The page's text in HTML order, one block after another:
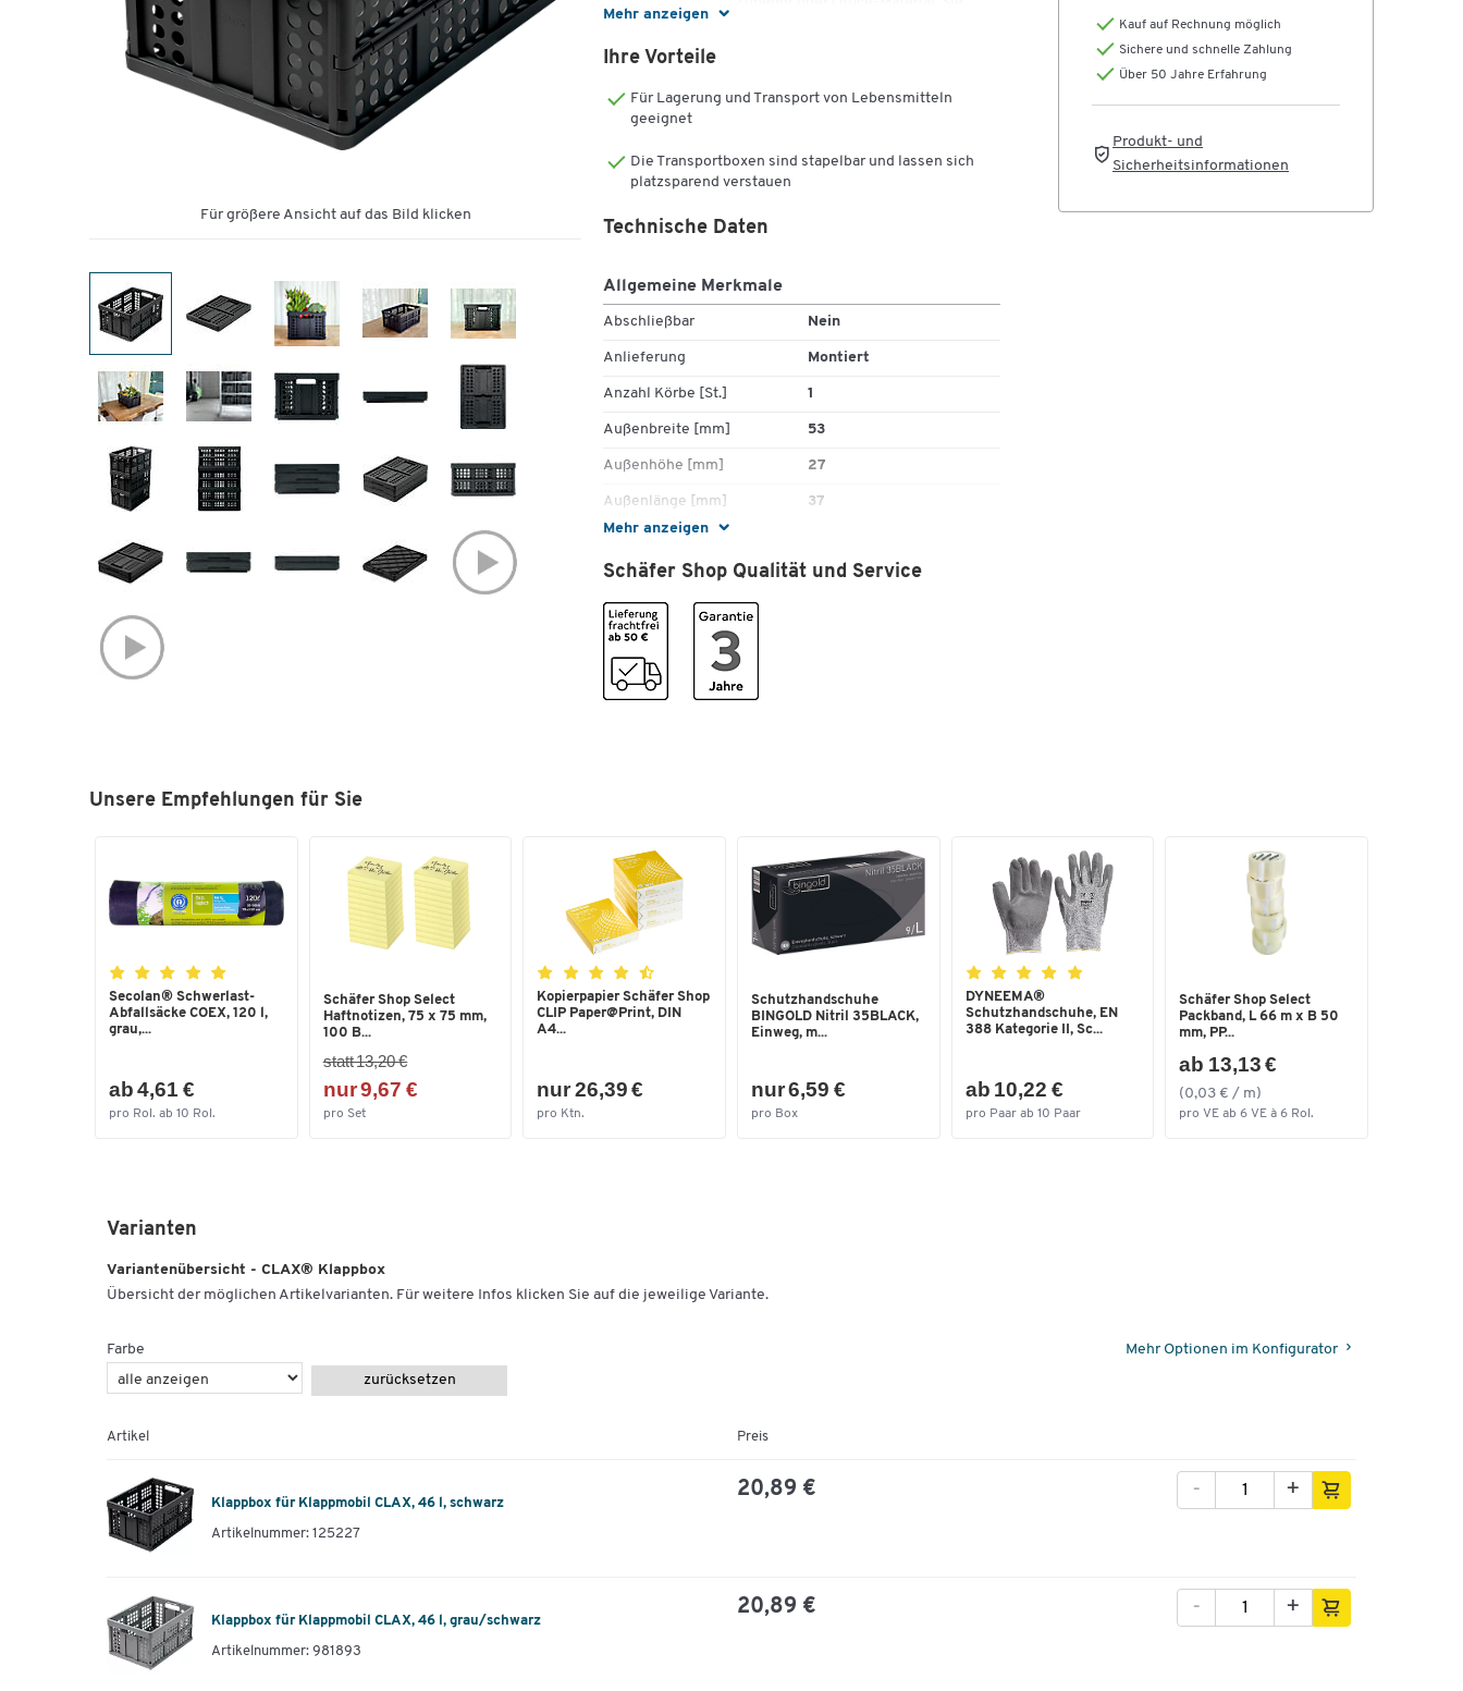
Für größere Ansicht auf das Bild klicken
Mehr anzeigen
klappen die Box im Handumdrehen auf und genauso
schnell wieder flach zusammen, wenn Sie Platz brauchen.
Ob im Büro, im Homeoffice oder bei Events: Sie
organisieren Ihren Alltag stilvoll und mühelos. Die
bleibt formstabil und sorgt für Ordnung mit einem
Handgriff. So genießen Sie mehr Flexibilität auf jedem
Volumen 46 l
in verschiedenen Farben erhältlich
Schneller Auf- und Abbau
Ihre Vorteile
Für Lagerung und Transport von Lebensmitteln
geeignet
Die Transportboxen sind stapelbar und lassen sich
platzsparend verstauen
Mehr anzeigen
Technische Daten
Allgemeine Merkmale
Abschließbar Nein
Anlieferung Montiert
Anzahl Körbe [St.] 1
Außenbreite [mm] 53
Außenhöhe [mm] 27
Außenlänge [mm] 37
Bodenkonstruktion
Deckel Nein
Fahrbar
Farbe
Gewicht [kg]
Material Kunststoff
Nestbar Nein
Oberfläche glatt
Recyclebar
Stapelbar ja
30
Schäfer Shop Qualität und Service
Kauf auf Rechnung möglich
Sichere und schnelle Zahlung
Über 50 Jahre Erfahrung
Produkt- und
Sicherheitsinformationen
Unsere Empfehlungen für Sie
Secolan® Schwerlast-
Abfallsäcke COEX, 120 l,
grau,...
ab 4,61 €
pro Rol. ab 10 Rol.
Schäfer Shop Select
Haftnotizen, 75 x 75 mm,
100 B...
statt 13,20 €
nur 9,67 €
pro Set
Kopierpapier Schäfer Shop
CLIP Paper@Print, DIN
A4...
nur 26,39 €
pro Ktn.
Schutzhandschuhe
BINGOLD Nitril 35BLACK,
Einweg, m...
nur 6,59 €
pro Box
DYNEEMA®
Schutzhandschuhe, EN
388 Kategorie II, Sc...
ab 10,22 €
pro Paar ab 10 Paar
Schäfer Shop Select
Packband, L 66 m x B 50
mm, PP...
ab 13,13 €
(0,03 € / m)
pro VE ab 6 VE à 6 Rol.
Varianten
Variantenübersicht - CLAX® Klappbox
Übersicht der möglichen Artikelvarianten. Für weitere Infos klicken Sie auf die jeweilige Variante.
Farbe
zurücksetzen
Mehr Optionen im Konfigurator
Artikel Preis
Klappbox für Klappmobil CLAX, 46 l, schwarz
Artikelnummer: 125227
20,89 € +
-
Klappbox für Klappmobil CLAX, 46 l, grau/schwarz
Artikelnummer: 981893
20,89 € +
-